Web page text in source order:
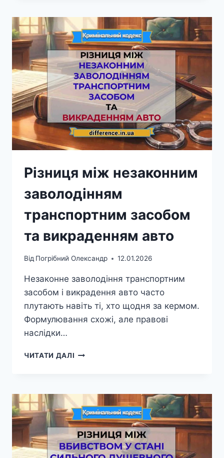
КАСКО
Різниця між незаконним
заволодінням
транспортним засобом
та викраденням авто
Від Погрібний Олександр 12.01.2026
Незаконне заволодіння транспортним
засобом і викрадення авто часто
плутають навіть ті, хто щодня за кермом.
Формулювання схожі, але правові
наслідки…
ЧИТАТИ ДАЛІ РІЗНИЦЯ
ТРАНСПОРТНИМ
ЗАСОБОМ
ТА
ВИКРАДЕННЯМ
АВТО